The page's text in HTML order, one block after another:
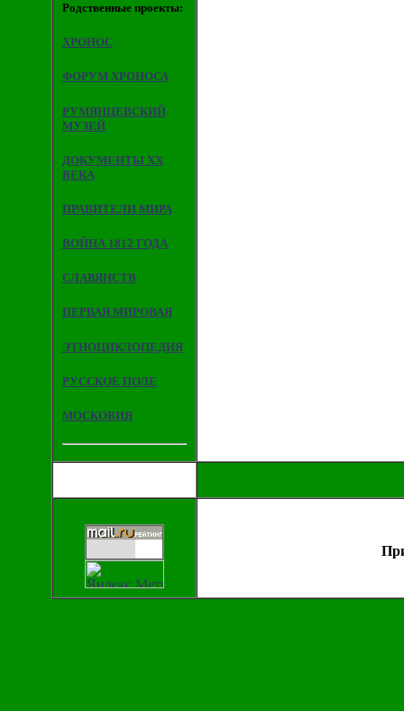
Родственные проекты:
ХРОНОС
ФОРУМ ХРОНОСА
РУМЯНЦЕВСКИЙ
МУЗЕЙ
ДОКУМЕНТЫ XX
ВЕКА
ПРАВИТЕЛИ МИРА
ВОЙНА 1812 ГОДА
СЛАВЯНСТВ
ПЕРВАЯ МИРОВАЯ
ЭТНОЦИКЛОПЕДИЯ
РУССКОЕ ПОЛЕ
МОСКОВИЯ